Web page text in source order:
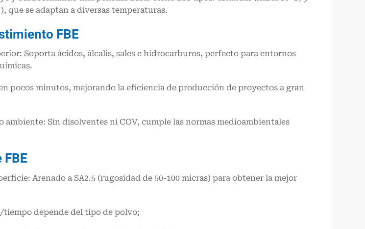
que se adaptan a diversas temperaturas.
FBE
Soporta ácidos, álcalis, sales e hidrocarburos, perfecto para entornos
pocos minutos, mejorando la eficiencia de producción de proyectos a gran
ambiente: Sin disolventes ni COV, cumple las normas medioambientales
Arenado a SA2.5 (rugosidad de 50-100 micras) para obtener la mejor
tiempo depende del tipo de polvo;